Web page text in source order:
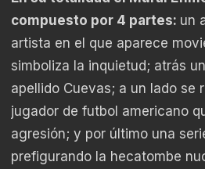
compuesto por 4 partes: un
artista en el que aparece
simboliza la inquietud; atrás
apellido Cuevas; a un lado se
jugador de futbol americano
agresión; y por último una
prefigurando la hecatombe